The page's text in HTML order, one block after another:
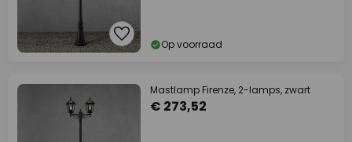
Op voorraad
Mastlamp Firenze, 2-lamps, zwart
€ 273,52